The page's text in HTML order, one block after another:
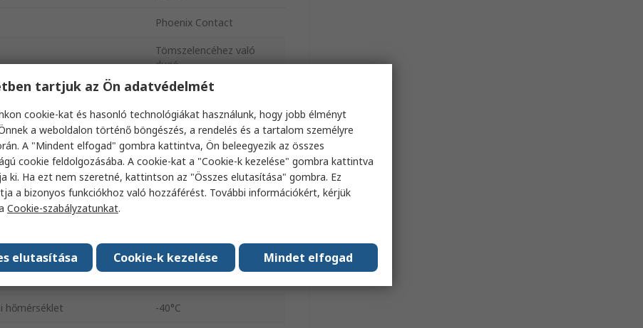
Phoenix Contact
Tömszelencéhez való
dugó
Igen
M12 x 1.5 mm
Poliamid
15mm
Nem
hőmérséklet -40°C
tartjuk az Ön adatvédelmét
cookie-kat és hasonló technológiákat használunk, hogy jobb élményt
a weboldalon történő böngészés, a rendelés és a tartalom személyre
A "Mindent elfogad" gombra kattintva, Ön beleegyezik az összes
cookie feldolgozásába. A cookie-kat a "Cookie-k kezelése" gombra kattintva
ki. Ha ezt nem szeretné, kattintson az "Összes elutasítása" gombra. Ez
a bizonyos funkciókhoz való hozzáférést. További információkért, kérjük
Cookie-szabályzatunkat.
Mindet elfogad
Cookie-k kezelése
elutasítása